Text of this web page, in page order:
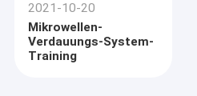
2021-10-20
Mikrowellen-
Verdauungs-System-
Training